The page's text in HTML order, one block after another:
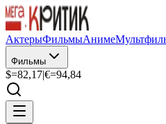
АктерыФильмыАниме
Фильмы
$=82,17|€=94,84